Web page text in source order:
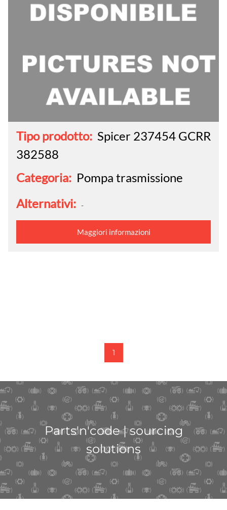
Tipo prodotto: Spicer 237454 GCRR
382588
Categoria: Pompa trasmissione
Alternativi: -
Maggiori informazioni
1
Parts'n'code | sourcing
solutions